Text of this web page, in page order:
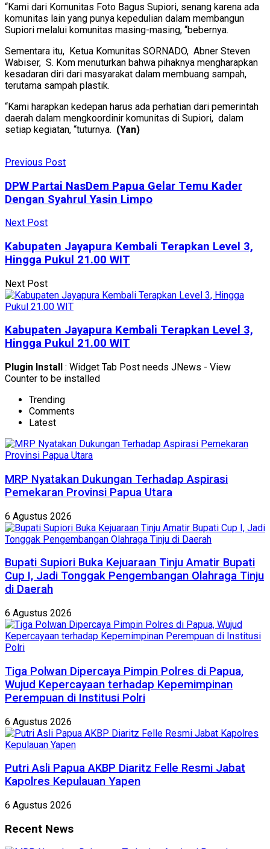
“Kami dari Komunitas Foto Bagus Supiori, senang karena ada
komunitas lain yang punya kepedulian dalam membangun
Supiori melalui komunitas masing-masing, “bebernya.
Sementara itu, Ketua Komunitas SORNADO, Abner Steven
Wabiser, S. Kom menuturkan bahwa pihaknya mengharapkan
kesadaran diri dari masyarakat dalam membuang sampah,
terutama sampah plastik.
“Kami harapkan kedepan harus ada perhatian dari pemerintah
daerah dalam mengkoordinir komunitas di Supiori, dalam
setiap kegiatan, “tuturnya. (Yan)
Previous Post
DPW Partai NasDem Papua Gelar Temu Kader
Dengan Syahrul Yasin Limpo
Next Post
Kabupaten Jayapura Kembali Terapkan Level 3,
Hingga Pukul 21.00 WIT
Next Post
Kabupaten Jayapura Kembali Terapkan Level 3,
Hingga Pukul 21.00 WIT
Plugin Install
: Widget Tab Post needs JNews - View
Counter to be installed
Trending
Comments
Latest
MRP Nyatakan Dukungan Terhadap Aspirasi
Pemekaran Provinsi Papua Utara
6 Agustus 2026
Bupati Supiori Buka Kejuaraan Tinju Amatir Bupati
Cup I, Jadi Tonggak Pengembangan Olahraga Tinju
di Daerah
6 Agustus 2026
Tiga Polwan Dipercaya Pimpin Polres di Papua,
Wujud Kepercayaan terhadap Kepemimpinan
Perempuan di Institusi Polri
6 Agustus 2026
Putri Asli Papua AKBP Diaritz Felle Resmi Jabat
Kapolres Kepulauan Yapen
6 Agustus 2026
Recent News